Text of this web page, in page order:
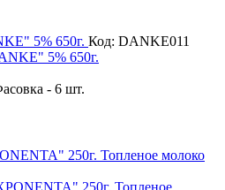
5% 650г. Код: DANKE011
- 6 шт.
250г. Топленое молоко